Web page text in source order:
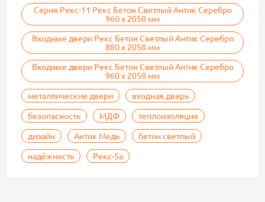
Серия Рекс-11 Рекс Бетон Светлый Антик Серебро
960 х 2050 мм
Входные двери Рекс Бетон Светлый Антик Серебро
880 х 2050 мм
Входные двери Рекс Бетон Светлый Антик Серебро
960 х 2050 мм
металлические двери
входная дверь
безопасность
МДФ
теплоизоляция
дизайн
Антик Медь
бетон светлый
надёжность
Рекс-5а